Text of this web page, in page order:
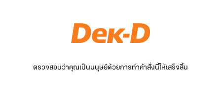
ตรวจสอบว่าคุณเป็นมนุษย์ด้วยการทำคำสั่งนี้ให้เสร็จสิ้น